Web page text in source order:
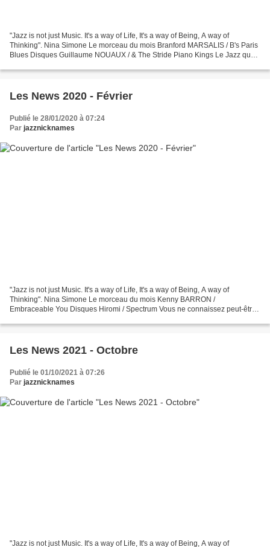
"Jazz is not just Music. It's a way of Life, It's a way of Being, A way of
Thinking". Nina Simone Le morceau du mois Branford MARSALIS / B's Paris
Blues Disques Guillaume NOUAUX / & The Stride Piano Kings Le Jazz que
Les News 2020 - Février
Publié le 28/01/2020 à 07:24
Par jazznicknames
"Jazz is not just Music. It's a way of Life, It's a way of Being, A way of
Thinking". Nina Simone Le morceau du mois Kenny BARRON /
Embraceable You Disques Hiromi / Spectrum Vous ne connaissez peut-être
Les News 2021 - Octobre
Publié le 01/10/2021 à 07:26
Par jazznicknames
"Jazz is not just Music. It's a way of Life, It's a way of Being, A way of